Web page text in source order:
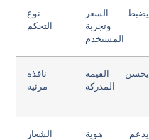
نوع
التحكم
يضبط السعر
وتجربة
المستخدم
نافذة
مرئية
يحسن القيمة
المدركة
الشعار
يدعم هوية